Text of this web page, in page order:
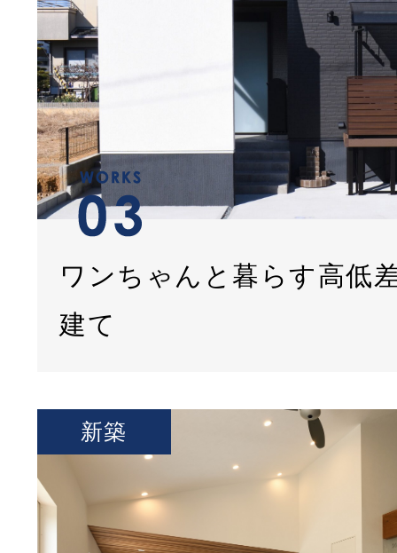
ワンちゃんと暮らす高低
建て
新築